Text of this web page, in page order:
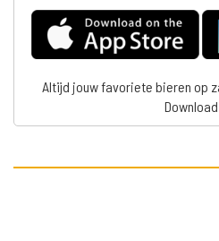
Altijd jouw favoriete bieren op